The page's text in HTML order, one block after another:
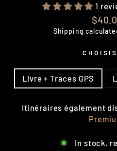
1
price
Shipping
Livre + Traces GPS
Itinéraires également
In stock,